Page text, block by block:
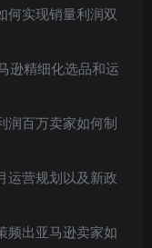
何实现销量利润双
逊精细化选品和运
润百万卖家如何制
运营规划以及新政
频出亚马逊卖家如